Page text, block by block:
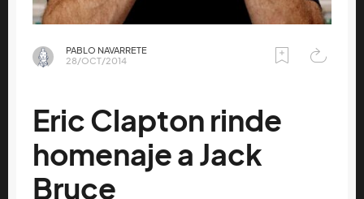
PABLO NAVARRETE
28/OCT/2014
Eric Clapton rinde
homenaje a Jack
Bruce